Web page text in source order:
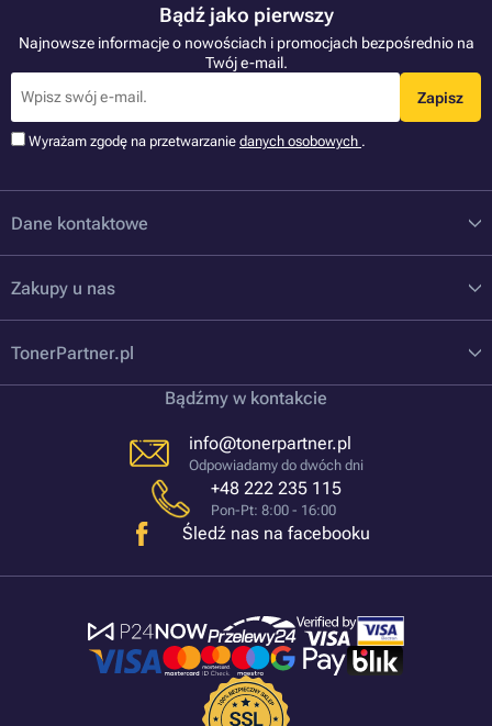
Bądź jako pierwszy
Najnowsze informacje o nowościach i promocjach bezpośrednio na
Twój e-mail.
Zapisz
Wyrażam zgodę na przetwarzanie danych osobowych .
Dane kontaktowe
Zakupy u nas
TonerPartner.pl
Bądźmy w kontakcie
info@tonerpartner.pl
Odpowiadamy do dwóch dni
+48 222 235 115
Pon-Pt: 8:00 - 16:00
Śledź nas na facebooku